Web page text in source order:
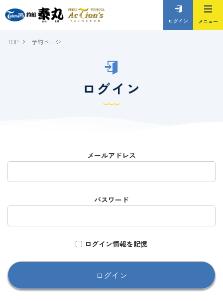
ログイン
TOP 予約ページ
ログイン
メールアドレス
パスワード
ログイン情報を記憶